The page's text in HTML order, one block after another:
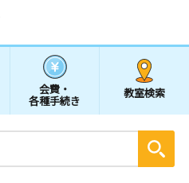
会費・
各種手続き
教室検索